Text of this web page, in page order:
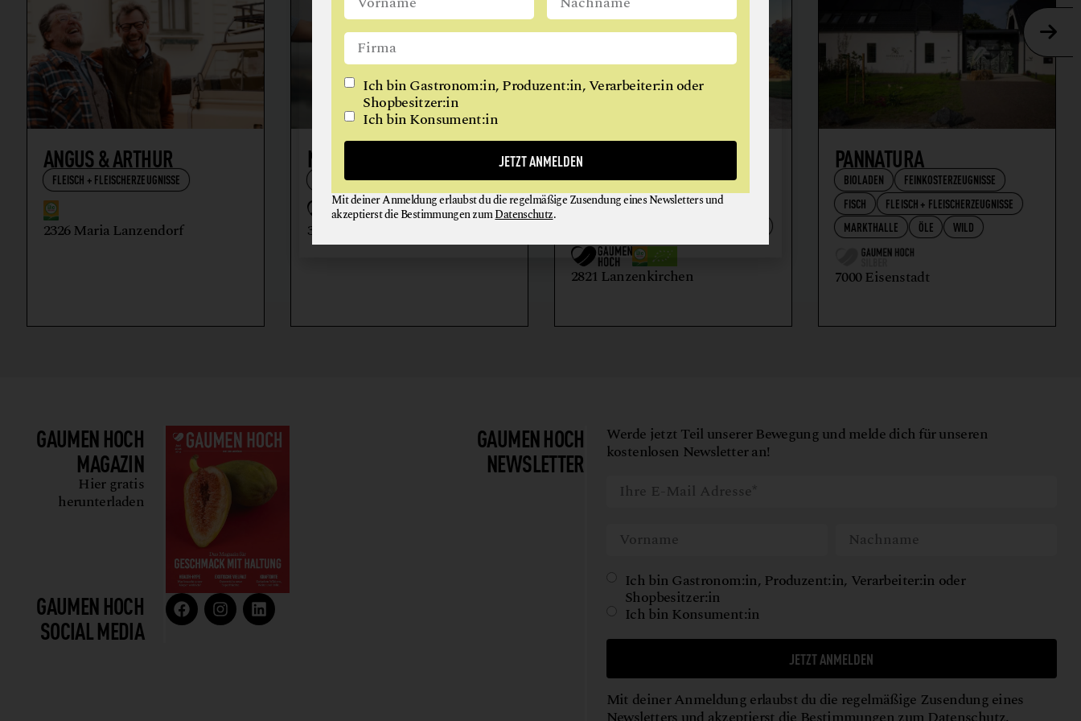
WIEN
ANGUS & ARTHUR
FLEISCH + FLEISCHERZEUGNISSE
2326 Maria Lanzendorf
NIKOLAIHOF
3512 Mautern an der Donau
BIO-LANDWIRTSCHAFT
LILIENHOF
EIER + EIPRODUKTE
GEMÜSE
2821 Lanzenkirchen
PANNATURA
BIOLADEN
FEINKOSTERZEUGNISSE
FISCH
FLEISCH + FLEISCHERZEUGNISSE
MARKTHALLE
ÖLE WILD
7000 Eisenstadt
GAUMEN HOCH
MAGAZIN
Hier gratis
herunterladen
GAUMEN HOCH
SOCIAL MEDIA
GAUMEN HOCH
NEWSLETTER
Werde jetzt Teil unserer Bewegung und melde dich für unseren
kostenlosen Newsletter an!
Ich bin Gastronom:in, Produzent:in, Verarbeiter:in oder
Shopbesitzer:in
Ich bin Konsument:in
JETZT ANMELDEN
Mit deiner Anmeldung erlaubst du die regelmäßige Zusendung eines
Ich bin Gastronom:in, Produzent:in, Verarbeiter:in oder
Shopbesitzer:in
Ich bin Konsument:in
JETZT ANMELDEN
Mit deiner Anmeldung erlaubst du die regelmäßige Zusendung eines Newsletters und
akzeptierst die Bestimmungen zumDatenschutz.